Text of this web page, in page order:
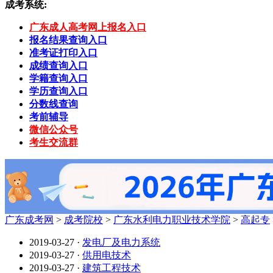
成考系统:
广东成人高考网上报名入口
报名结果查询入口
准考证打印入口
成绩查询入口
学籍查询入口
学历查询入口
分数线查询
考前辅导
微信公众号
考生交流群
广东成考网 > 成考院校 > 广东水利电力职业技术学院 > 高起专
2019-03-27 · 发电厂及电力系统
2019-03-27 · 供用电技术
2019-03-27 · 建筑工程技术